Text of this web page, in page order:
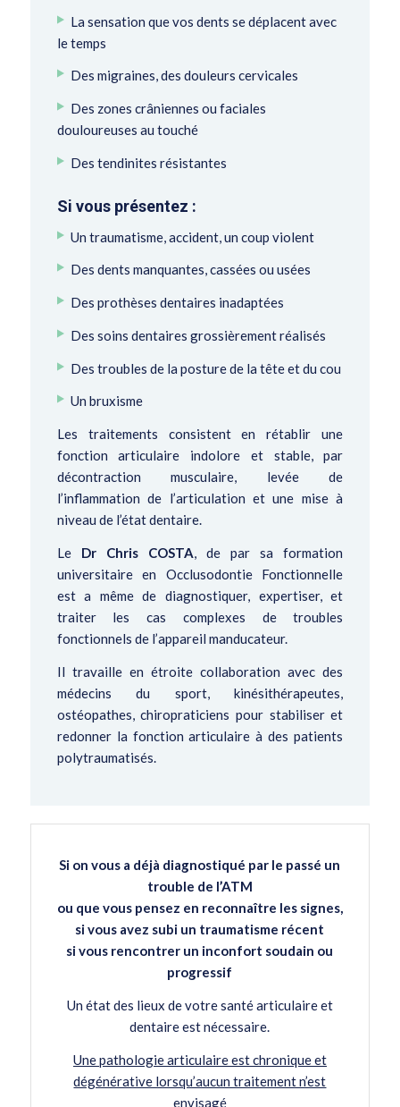
La sensation que vos dents se déplacent avec
le temps
Des migraines, des douleurs cervicales
Des zones crâniennes ou faciales
douloureuses au touché
Des tendinites résistantes
Si vous présentez :
Un traumatisme, accident, un coup violent
Des dents manquantes, cassées ou usées
Des prothèses dentaires inadaptées
Des soins dentaires grossièrement réalisés
Des troubles de la posture de la tête et du cou
Un bruxisme
Les traitements consistent en rétablir une
fonction articulaire indolore et stable, par
décontraction musculaire, levée de
l’inflammation de l’articulation et une mise à
niveau de l’état dentaire.
Le Dr Chris COSTA, de par sa formation
universitaire en Occlusodontie Fonctionnelle
est a même de diagnostiquer, expertiser, et
traiter les cas complexes de troubles
fonctionnels de l’appareil manducateur.
Il travaille en étroite collaboration avec des
médecins du sport, kinésithérapeutes,
ostéopathes, chiropraticiens pour stabiliser et
redonner la fonction articulaire à des patients
polytraumatisés.
Si on vous a déjà diagnostiqué par le passé un
trouble de l’ATM
ou que vous pensez en reconnaître les signes,
si vous avez subi un traumatisme récent
si vous rencontrer un inconfort soudain ou
progressif
Un état des lieux de votre santé articulaire et
dentaire est nécessaire.
Une pathologie articulaire est chronique et
dégénérative lorsqu’aucun traitement n’est
envisagé